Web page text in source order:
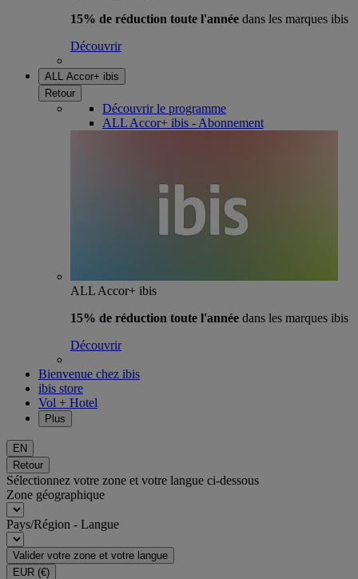
15% de réduction toute l'année dans les marques ibis
Découvrir
ALL Accor+ ibis
Retour
Découvrir le programme
ALL Accor+ ibis - Abonnement
ALL Accor+ ibis
15% de réduction toute l'année dans les marques ibis
Découvrir
Bienvenue chez ibis
ibis store
Vol + Hotel
Plus
EN
Retour
Sélectionnez votre zone et votre langue ci-dessous
Zone géographique
Pays/Région - Langue
Valider votre zone et votre langue
EUR (€)